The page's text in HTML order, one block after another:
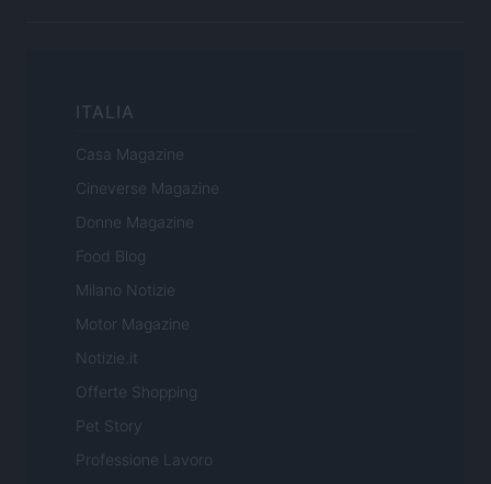
ITALIA
Casa Magazine
Cineverse Magazine
Donne Magazine
Food Blog
Milano Notizie
Motor Magazine
Notizie.it
Offerte Shopping
Pet Story
Professione Lavoro